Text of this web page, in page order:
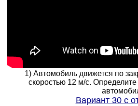
1) Автомобиль движется по
скоростью 12 м/с.
Вариант 30 с